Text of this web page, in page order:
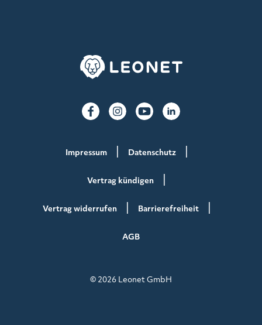
Impressum Datenschutz
Vertrag kündigen
Vertrag widerrufen Barrierefreiheit
AGB
© 2026 Leonet GmbH